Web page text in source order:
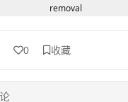
removal
0 收藏